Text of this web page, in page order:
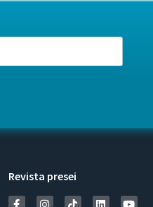
Revista presei